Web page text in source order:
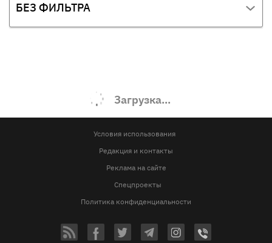
БЕЗ ФИЛЬТРА
Загрузка...
Условия использования
Редакция и контакты
Реклама на сайте
Спецпроекты
Политика конфиденциальности